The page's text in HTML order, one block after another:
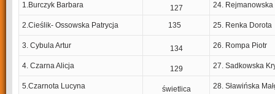
1.Burczyk Barbara
127 24.
2.Cieślik- Ossowska Patrycja 135 25. Renka Dorota
3. Cybula Artur 134 26. Rompa Piotr
4. Czarna Alicja 129 27. Sadkowska
5.Czarnota Lucyna świetlica 28. Sławińska